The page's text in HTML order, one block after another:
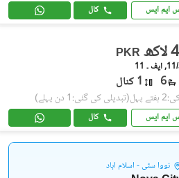
ایم ایس کال
PKR
6 1 کنال
پہل (تبدیلی کی گئی:1 دن پہلے)
ایم ایس کال
نووا سٹی - اسلام آباد